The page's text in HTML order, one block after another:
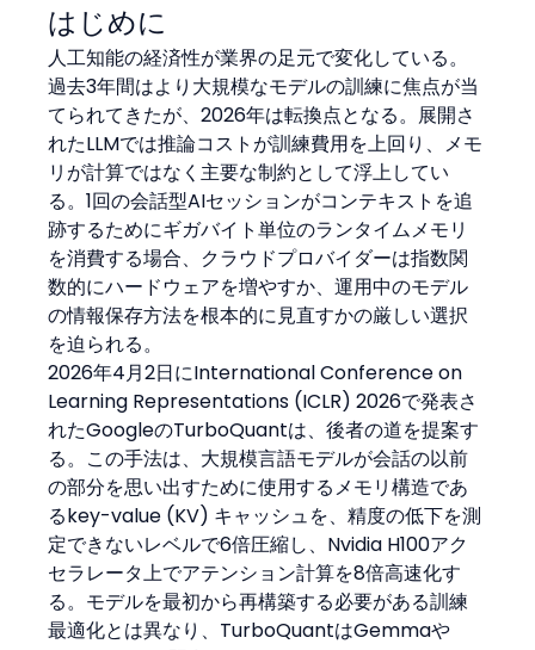
はじめに
人工知能の経済性が業界の足元で変化している。
過去3年間はより大規模なモデルの訓練に焦点が当
てられてきたが、2026年は転換点となる。展開さ
れたLLMでは推論コストが訓練費用を上回り、メモ
リが計算ではなく主要な制約として浮上してい
る。1回の会話型AIセッションがコンテキストを追
跡するためにギガバイト単位のランタイムメモリ
を消費する場合、クラウドプロバイダーは指数関
数的にハードウェアを増やすか、運用中のモデル
の情報保存方法を根本的に見直すかの厳しい選択
を迫られる。
2026年4月2日にInternational Conference on
Learning Representations (ICLR) 2026で発表さ
れたGoogleのTurboQuantは、後者の道を提案す
る。この手法は、大規模言語モデルが会話の以前
の部分を思い出すために使用するメモリ構造であ
るkey-value (KV) キャッシュを、精度の低下を測
定できないレベルで6倍圧縮し、Nvidia H100アク
セラレータ上でアテンション計算を8倍高速化す
る。モデルを最初から再構築する必要がある訓練
最適化とは異なり、TurboQuantはGemmaや